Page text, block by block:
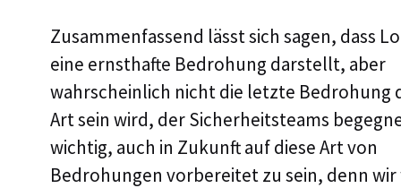
Zusammenfassend lässt sich sagen, dass
eine ernsthafte Bedrohung darstellt, aber
wahrscheinlich nicht die letzte Bedrohung
Art sein wird, der Sicherheitsteams
wichtig, auch in Zukunft auf diese Art von
Bedrohungen vorbereitet zu sein, denn